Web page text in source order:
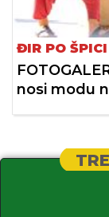
ĐIR PO ŠPICI
nosi modu